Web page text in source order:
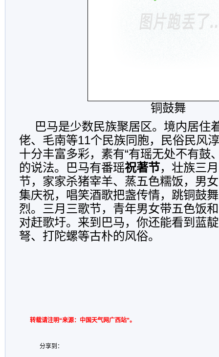
铜鼓舞
巴马是少数民族聚居区。境内居住
佬、毛南等11个民族同胞，民俗民风
十分丰富多彩，素有“有瑶无处不有鼓
的说法。巴马有番瑶祝著节，壮族三
节，家家杀猪宰羊、蒸五色糯饭，男
集庆祝，唱笑酒歌把盏传情，跳铜鼓
烈。三月三歌节，青年男女带五色饭
对赶歌圩。来到巴马，你还能看到蓝
弩、打陀螺等古朴的风俗。
转载请注明“来源：中国天气网广西站”。
分享到：